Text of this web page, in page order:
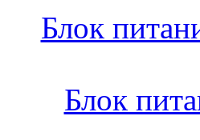
Блок
Блок